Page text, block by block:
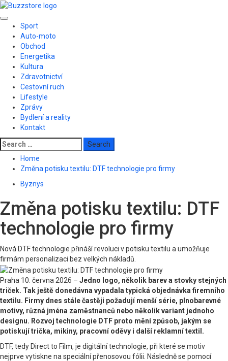
Skip
content
Primary
Menu
Sport
Auto-moto
Obchod
Energetika
Kultura
Zdravotnictví
Cestovní ruch
Lifestyle
Zprávy
Bydlení a reality
Kontakt
Search
for:
Home
Změna potisku textilu: DTF technologie pro firmy
Byznys
Změna potisku textilu: DTF
technologie pro firmy
Nová DTF technologie přináší revoluci v potisku textilu a umožňuje
firmám personalizaci bez velkých nákladů.
Praha 10. června 2026 – Jedno logo, několik barev a stovky stejných
triček. Tak ještě donedávna vypadala typická objednávka firemního
textilu. Firmy dnes stále častěji požadují menší série, plnobarevné
motivy, různá jména zaměstnanců nebo několik variant jednoho
designu. Rozvoj technologie DTF proto mění způsob, jakým se
potiskují trička, mikiny, pracovní oděvy i další reklamní textil.
DTF, tedy Direct to Film, je digitální technologie, při které se motiv
nejprve vytiskne na speciální přenosovou fólii. Následně se pomocí